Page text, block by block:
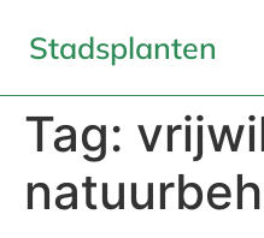
Stadsplanten
Tag: